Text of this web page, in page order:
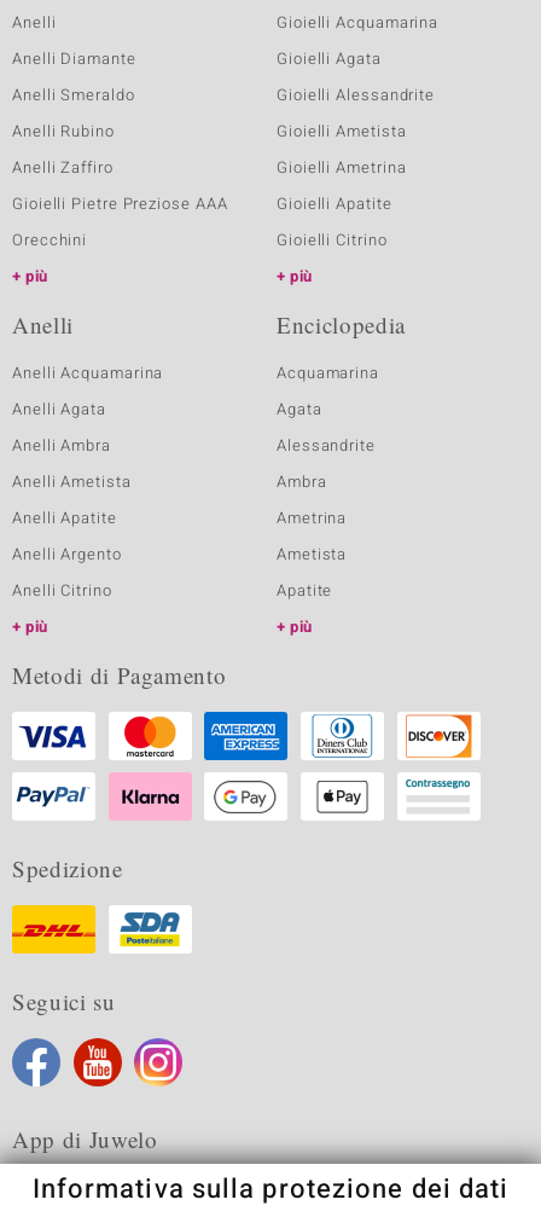
Anelli
Anelli Diamante
Anelli Smeraldo
Anelli Rubino
Anelli Zaffiro
Gioielli Pietre Preziose AAA
Orecchini
più
Gioielli Acquamarina
Gioielli Agata
Gioielli Alessandrite
Gioielli Ametista
Gioielli Ametrina
Gioielli Apatite
Gioielli Citrino
più
Anelli
Anelli Acquamarina
Anelli Agata
Anelli Ambra
Anelli Ametista
Anelli Apatite
Anelli Argento
Anelli Citrino
più
Enciclopedia
Acquamarina
Agata
Alessandrite
Ambra
Ametrina
Ametista
Apatite
più
Metodi di Pagamento
Spedizione
Seguici su
App di Juwelo
Informativa sulla protezione dei dati